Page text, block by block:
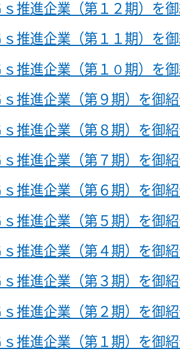
推進企業（第１２期）を
推進企業（第１１期）を
推進企業（第１０期）を
推進企業（第９期）を御紹
推進企業（第８期）を御紹
推進企業（第７期）を御紹
推進企業（第６期）を御紹
推進企業（第５期）を御紹
推進企業（第４期）を御紹
推進企業（第３期）を御紹
推進企業（第２期）を御紹
推進企業（第１期）を御紹